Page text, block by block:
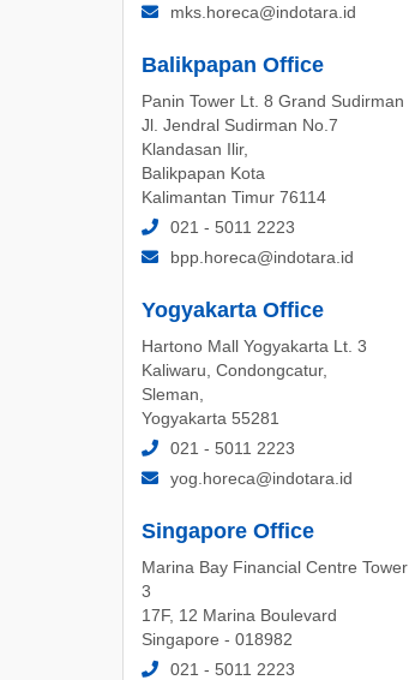
mks.horeca@indotara.id
Balikpapan Office
Panin Tower Lt. 8 Grand Sudirman
Jl. Jendral Sudirman No.7
Klandasan Ilir,
Balikpapan Kota
Kalimantan Timur 76114
021 - 5011 2223
bpp.horeca@indotara.id
Yogyakarta Office
Hartono Mall Yogyakarta Lt. 3
Kaliwaru, Condongcatur,
Sleman,
Yogyakarta 55281
021 - 5011 2223
yog.horeca@indotara.id
Singapore Office
Marina Bay Financial Centre Tower
3
17F, 12 Marina Boulevard
Singapore - 018982
021 - 5011 2223